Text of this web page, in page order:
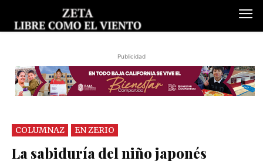
Publicidad
COLUMNAZ EN ZERIO
La sabiduría del niño japonés